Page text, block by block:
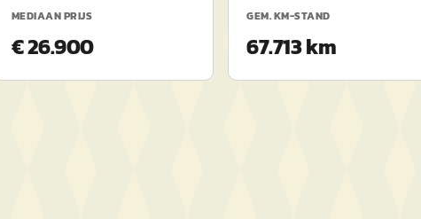
MEDIAAN PRIJS
€ 26.900
GEM. KM-STAND
67.713 km